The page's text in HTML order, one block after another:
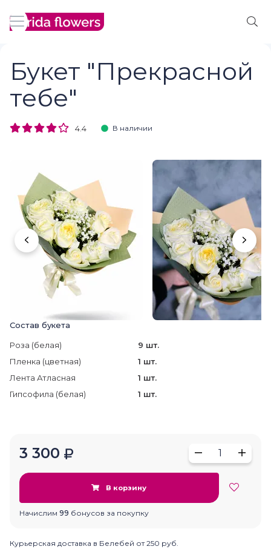
Букет "Прекрасной
тебе"
4.4 В наличии
Состав букета
Роза (белая)
9 шт.
Пленка (цветная)
1 шт.
Лента Атласная
1 шт.
Гипсофила (белая)
1 шт.
3 300 1
В корзину
Начислим 99 бонусов за покупку
Курьерская доставка в Белебей от 250 руб.